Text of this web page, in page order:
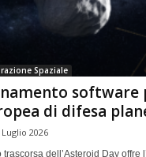
Spaziale
software
di difesa
Luglio 2026
dell’Asteroid Day offre